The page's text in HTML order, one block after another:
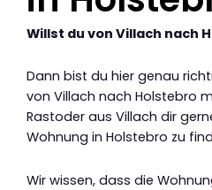
Willst du von Villach nach
Dann bist du hier genau
von Villach nach Holstebro
Rastoder aus Villach dir
Wohnung in Holstebro zu
Wir wissen, dass die